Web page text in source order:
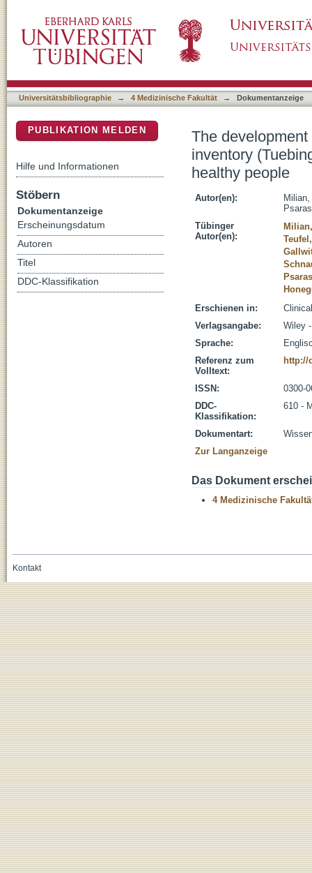
Part II: normative data from 1784 healthy
Universitätsbibliographie → 4 Medizinische Fakultät → Dokumentanzeige
The
inventory
healthy people
Autor(en):
Tübinger
Autor(en):
Erschienen in:
Verlagsangabe:
Wiley
Sprache:
Referenz zum
Volltext:
http://
ISSN:
0300-
DDC-
Klassifikation:
610 -
Dokumentart:
Zur Langanzeige
Das Dokument
4 Medizinische
PUBLIKATION MELDEN
Hilfe und Informationen
Stöbern
Dokumentanzeige
Erscheinungsdatum
Autoren
Titel
DDC-Klassifikation
Kontakt